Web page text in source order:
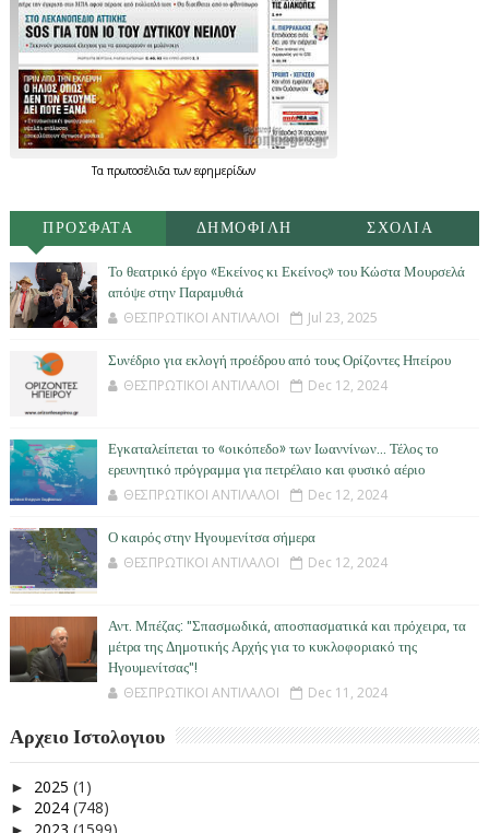
Τα πρωτοσέλιδατων εφημερίδων
ΠΡΟΣΦΑΤΑ ΔΗΜΟΦΙΛΗ ΣΧΟΛΙΑ
Το θεατρικό έργο «Εκείνος κι Εκείνος» του Κώστα Μουρσελά
απόψε στην Παραμυθιά
ΘΕΣΠΡΩΤΙΚΟΙ ΑΝΤΙΛΑΛΟΙ Jul 23, 2025
Συνέδριο για εκλογή προέδρου από τους Ορίζοντες Ηπείρου
ΘΕΣΠΡΩΤΙΚΟΙ ΑΝΤΙΛΑΛΟΙ Dec 12, 2024
Εγκαταλείπεται το «οικόπεδο» των Ιωαννίνων… Τέλος το
ερευνητικό πρόγραμμα για πετρέλαιο και φυσικό αέριο
ΘΕΣΠΡΩΤΙΚΟΙ ΑΝΤΙΛΑΛΟΙ Dec 12, 2024
Ο καιρός στην Ηγουμενίτσα σήμερα
ΘΕΣΠΡΩΤΙΚΟΙ ΑΝΤΙΛΑΛΟΙ Dec 12, 2024
Αντ. Μπέζας: "Σπασμωδικά, αποσπασματικά και πρόχειρα, τα
μέτρα της Δημοτικής Αρχής για το κυκλοφοριακό της
Ηγουμενίτσας"!
ΘΕΣΠΡΩΤΙΚΟΙ ΑΝΤΙΛΑΛΟΙ Dec 11, 2024
Αρχειο Ιστολογιου
► 2025 (1)
► 2024 (748)
► 2023 (1599)